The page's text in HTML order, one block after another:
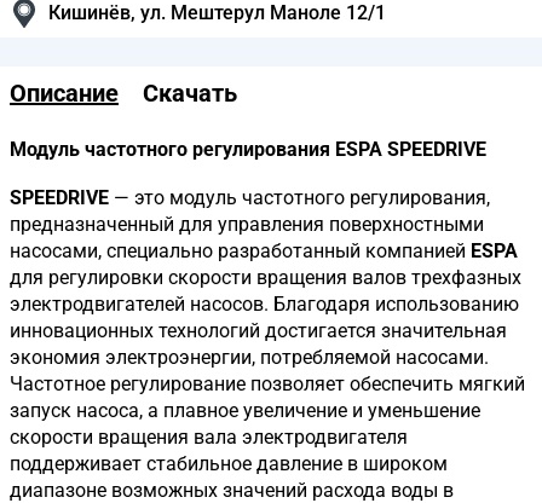
Кишинёв, ул. Мештерул Маноле 12/1
Описание Скачать
Модуль частотного регулирования ESPA SPEEDRIVE
SPEEDRIVE — это модуль частотного регулирования,
предназначенный для управления поверхностными
насосами, специально разработанный компанией ESPA
для регулировки скорости вращения валов трехфазных
электродвигателей насосов. Благодаря использованию
инновационных технологий достигается значительная
экономия электроэнергии, потребляемой насосами.
Частотное регулирование позволяет обеспечить мягкий
запуск насоса, а плавное увеличение и уменьшение
скорости вращения вала электродвигателя
поддерживает стабильное давление в широком
диапазоне возможных значений расхода воды в